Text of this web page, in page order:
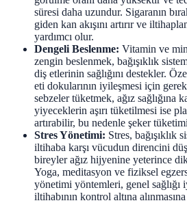
süresi daha uzundur. Sigaranın
giden kan akışını artırır ve
yardımcı olur.
Dengeli Beslenme: Vitamin ve
zengin beslenmek, bağışıklık
diş etlerinin sağlığını destekler.
eti dokularının iyileşmesi için
sebzeler tüketmek, ağız sağlığına
yiyeceklerin aşırı tüketilmesi ise
artırabilir, bu nedenle şeker tüketimi
Stres Yönetimi: Stres, bağışıklık
iltihaba karşı vücudun direncini
bireyler ağız hijyenine yeterince
Yoga, meditasyon ve fiziksel
yönetimi yöntemleri, genel sağlığı
iltihabının kontrol altına